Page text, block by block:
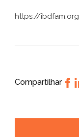
https://
Compartilhar